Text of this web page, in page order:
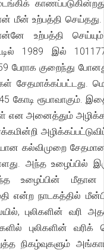
மீன் உற்பத்தி
உற்பத்தி
1989 இல்
குறைந்து
சேதமாக்கப்பட்டது.
கோடி ரூபாவாகும்.
என அனைத்தும்
கல்விமுறை
அந்த உழைப்பில்
உழைப்பின்
என்ற நாடகத்தில்
புலிகளின் வரி
புலிகளின் வரிக்
நிகழ்வுகளும்